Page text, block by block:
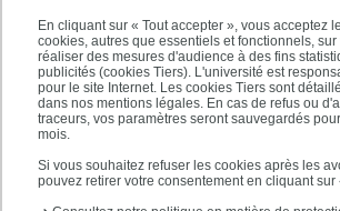
En cliquant sur « Tout accepter », vous acceptez
cookies, autres que essentiels et fonctionnels,
réaliser des mesures d'audience à des fins
publicités (cookies Tiers). L'université est
pour le site Internet. Les cookies Tiers sont
dans nos mentions légales. En cas de refus ou
traceurs, vos paramètres seront sauvegardés
mois.
Si vous souhaitez refuser les cookies après les
pouvez retirer votre consentement en cliquant